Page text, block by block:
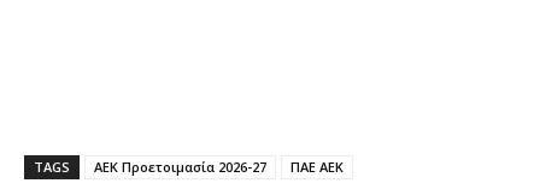
TAGS ΑΕΚ Προετοιμασία 2026-27 ΠΑΕ ΑΕΚ